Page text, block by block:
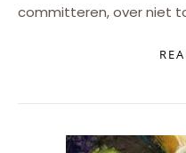
committeren, over niet